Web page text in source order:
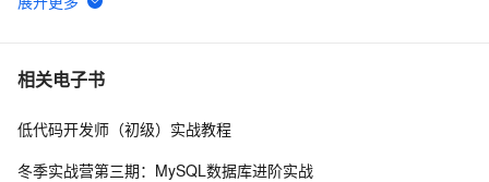
6
【YOLOv8改进 - 注意力机制】Triplet Attention：轻量有
7 Python PIL远程命令执行漏洞复现(CVE-2017-8291
8 新年快乐 ~
相关电子书
低代码开发师（初级）实战教程
冬季实战营第三期：MySQL数据库进阶实战